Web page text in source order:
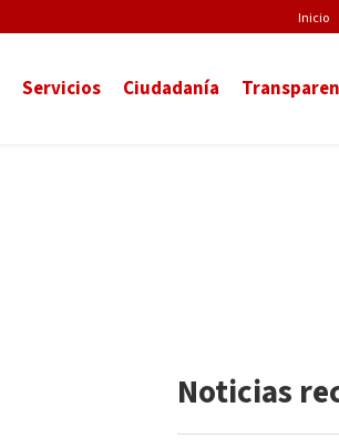
Inicio
Servicios Ciudadanía
Noticias